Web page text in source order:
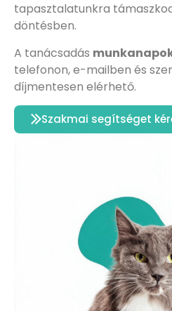
tapasztalatunkra
döntésben.
A tanácsadás
telefonon, e-mailben és
díjmentesen elérhető.
Szakmai segítséget